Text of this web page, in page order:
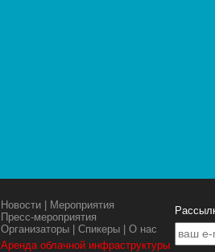
Новости | Мероприятия
Пресс-мероприятия
Организаторы |Спикеры |О нас
Аренда облачной инфраструктуры